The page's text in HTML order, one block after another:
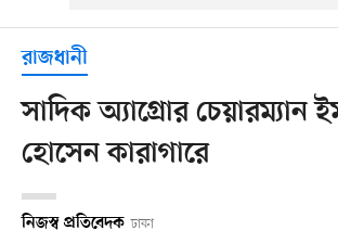
রাজধানী
সাদিক অ্যাগ্রোর চেয়ারম্যান
হোসেন কারাগারে
নিজস্ব প্রতিবেদক ঢাকা